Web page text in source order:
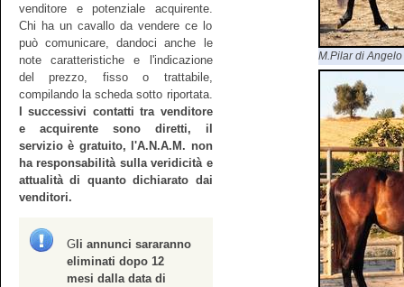
venditore e potenziale acquirente.
Chi ha un cavallo da vendere ce lo
può comunicare, dandoci anche le
note caratteristiche e l'indicazione
del prezzo, fisso o trattabile,
compilando la scheda sotto riportata.
I successivi contatti tra venditore
e acquirente sono diretti, il
servizio è gratuito, l'A.N.A.M. non
ha responsabilità sulla veridicità e
attualità di quanto dichiarato dai
venditori.
G li annunci sararanno
eliminati dopo 12
mesi dalla data di
M.Pilar di